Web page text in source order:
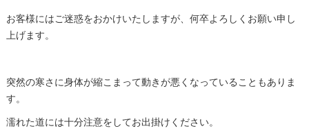
お客様にはご迷惑をおかけいたしますが、何卒よろしくお願い申し
上げます。
突然の寒さに身体が縮こまって動きが悪くなっていることもありま
す。
濡れた道には十分注意をしてお出掛けください。